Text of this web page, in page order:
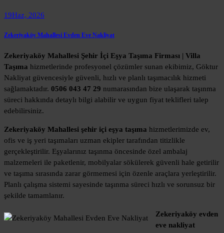
19Haz, 2026
Zekeriyaköy Mahallesi Evden Eve Nakliyat
Zekeriyaköy Mahallesi Şehir İçi Eşya Taşıma Firması | Villa
Taşıma hizmetlerinde profesyonel çözümler sunan ekibimiz, Göktur
Nakliyat güvencesiyle güvenli, hızlı ve planlı taşımacılık hizmeti
sağlamaktadır. 0506 043 47 29 numarasından bize ulaşarak taşınma
süreci hakkında detaylı bilgi alabilir ve uygun fiyat teklifleri talep
edebilirsiniz.
Zekeriyaköy Mahallesi şehir içi eşya taşıma hizmetlerimizde ev,
ofis ve iş yeri taşımaları uzman ekipler tarafından titizlikle
gerçekleştirilir. Eşyalarınız taşınma öncesinde özel ambalaj
malzemeleri ile paketlenir, mobilyalar sökülerek güvenli hale getirilir
ve taşıma sırasında zarar görmemesi için özenle araçlara yerleştirilir.
Planlı çalışma sistemi sayesinde taşınma süreci hızlı ve sorunsuz bir
şekilde tamamlanır.
Zekeriyaköy evden
eve nakliyat